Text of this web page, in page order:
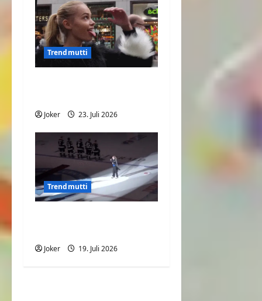
Trendmutti
Joker 23. Juli 2026
Trendmutti
Joker 19. Juli 2026